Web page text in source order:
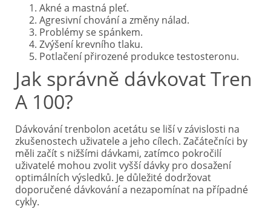
Akné a mastná pleť.
Agresivní chování a změny nálad.
Problémy se spánkem.
Zvýšení krevního tlaku.
Potlačení přirozené produkce testosteronu.
Jak správně dávkovat Tren
A 100?
Dávkování trenbolon acetátu se liší v závislosti na
zkušenostech uživatele a jeho cílech. Začátečníci by
měli začít s nižšími dávkami, zatímco pokročilí
uživatelé mohou zvolit vyšší dávky pro dosažení
optimálních výsledků. Je důležité dodržovat
doporučené dávkování a nezapomínat na případné
cykly.